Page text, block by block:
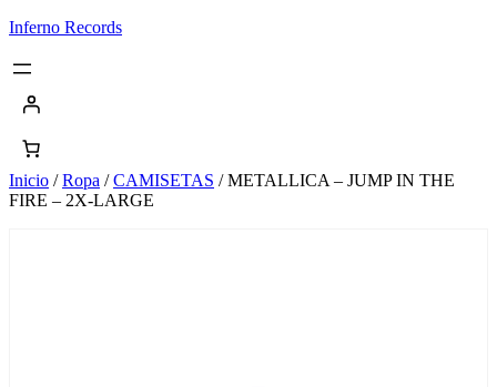
Saltar
contenido
Inferno Records
Inicio /Ropa /CAMISETAS / METALLICA – JUMP IN THE
FIRE – 2X-LARGE